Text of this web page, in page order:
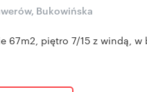
Bukowińska
67m2, piętro 7/15 z windą,